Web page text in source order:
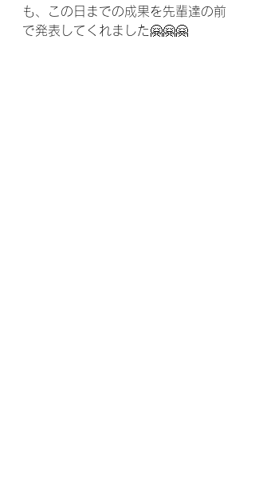
も、この日までの成果を先輩達の前
で発表してくれました🤗🤗🤗